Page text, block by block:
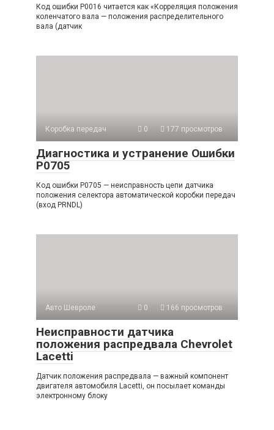
Код ошибки P0016 читается как «Корреляция положения
коленчатого вала — положения распределительного
вала (датчик
Коробка передач 0 177 просмотров
Диагностика и устранение Ошибки
P0705
Код ошибки P0705 — неисправность цепи датчика
положения селектора автоматической коробки передач
(вход PRNDL)
Авто Шевроле 0 166 просмотров
Неисправности датчика
положения распредвала Chevrolet
Lacetti
Датчик положения распредвала — важный компонент
двигателя автомобиля Lacetti, он посылает команды
электронному блоку